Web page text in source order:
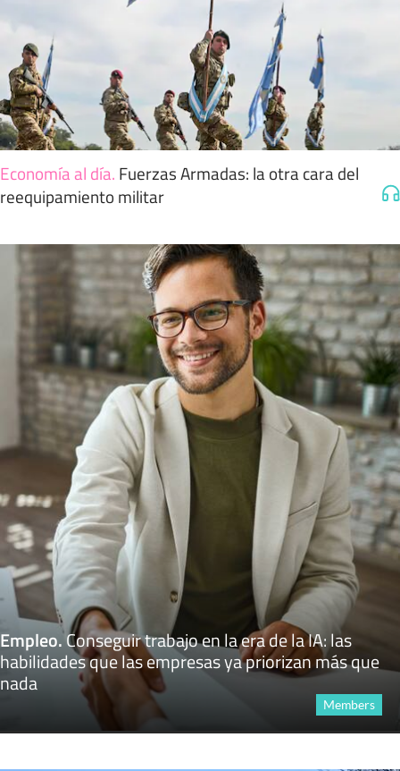
Economía al día. Fuerzas Armadas: la otra cara del
reequipamiento militar
Empleo.Conseguir trabajo en la era de la IA: las
habilidades que las empresas ya priorizan más que
nada
Members